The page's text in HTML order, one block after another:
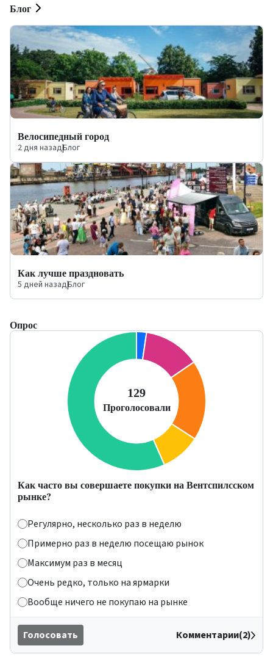
Блог
Велосипедный город
2 дня назад|Блог
Как лучше праздновать
5 дней назад|Блог
Опрос
Как часто вы совершаете покупки на Вентспилсском
рынке?
Регулярно, несколько раз в неделю
Примерно раз в неделю посещаю рынок
Максимум раз в месяц
Очень редко, только на ярмарки
Вообще ничего не покупаю на рынке
Голосовать Комментарии(2)